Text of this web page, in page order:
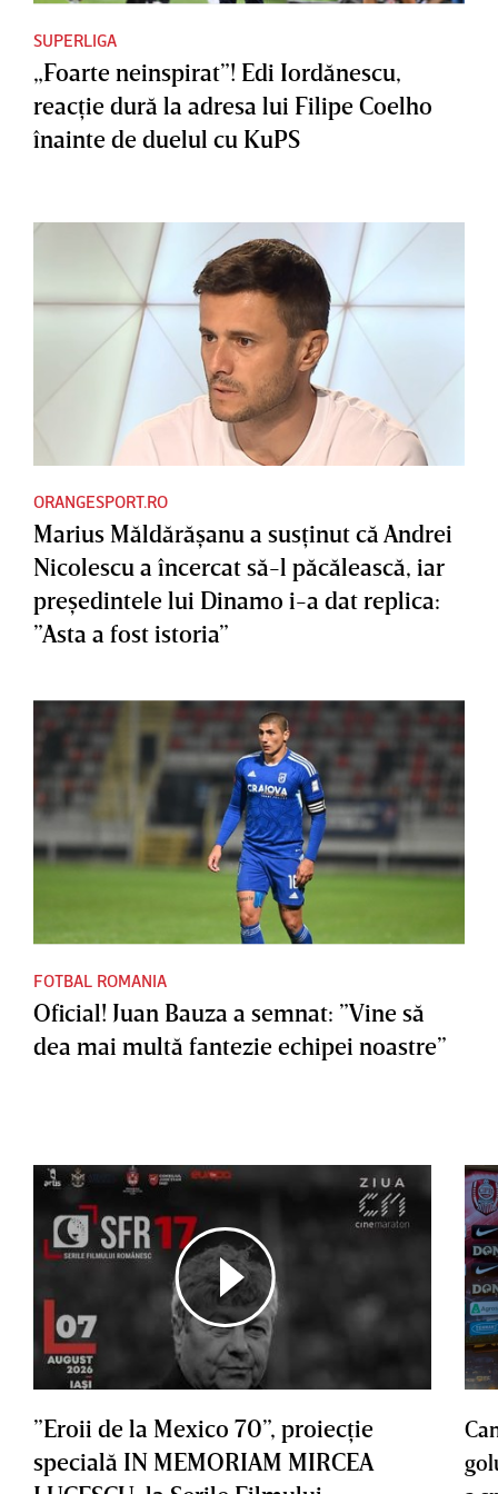
SUPERLIGA
„Foarte neinspirat”! Edi Iordănescu,
reacţie dură la adresa lui Filipe Coelho
înainte de duelul cu KuPS
ORANGESPORT.RO
Marius Măldărăşanu a susţinut că Andrei
Nicolescu a încercat să-l păcălească, iar
preşedintele lui Dinamo i-a dat replica:
”Asta a fost istoria”
FOTBAL ROMANIA
Oficial! Juan Bauza a semnat: ”Vine să
dea mai multă fantezie echipei noastre”
”Eroii de la Mexico 70”, proiecţie
specială IN MEMORIAM MIRCEA